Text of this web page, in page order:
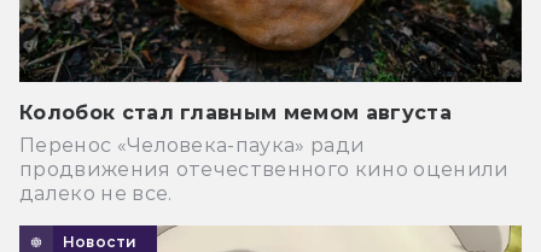
Колобок стал главным мемом августа
Перенос «Человека-паука» ради
продвижения отечественного кино оценили
далеко не все.
Новости